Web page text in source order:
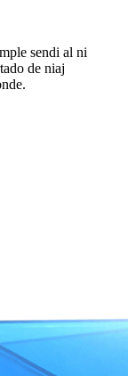
sendi al ni
de niaj